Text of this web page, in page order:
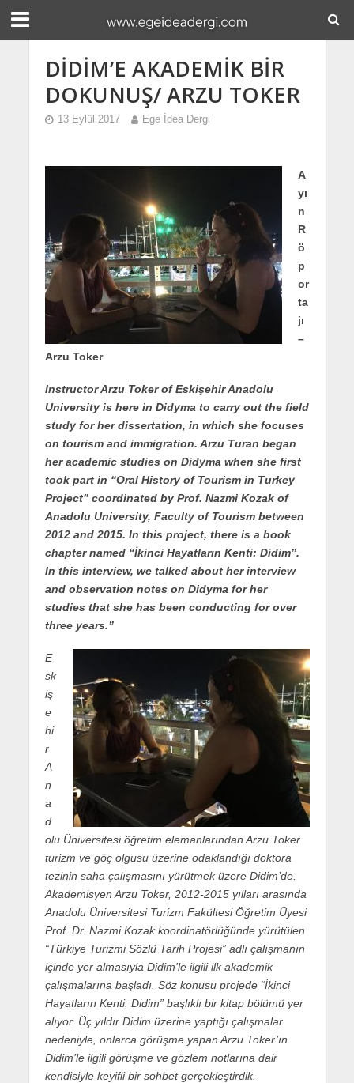
DİDİM’E AKADEMİK BİR
DOKUNUŞ/ ARZU TOKER
13 Eylül 2017 Ege İdea Dergi
A
yı
n
R
ö
p
or
ta
jı
–
Arzu Toker
Instructor Arzu Toker of Eskişehir Anadolu
University is here in Didyma to carry out the field
study for her dissertation, in which she focuses
on tourism and immigration. Arzu Turan began
her academic studies on Didyma when she first
took part in “Oral History of Tourism in Turkey
Project” coordinated by Prof. Nazmi Kozak of
Anadolu University, Faculty of Tourism between
2012 and 2015. In this project, there is a book
chapter named “İkinci Hayatların Kenti: Didim”.
In this interview, we talked about her interview
and observation notes on Didyma for her
studies that she has been conducting for over
three years.”
E
sk
iş
e
hi
r
A
n
a
d
olu Üniversitesi öğretim elemanlarından Arzu Toker
turizm ve göç olgusu üzerine odaklandığı doktora
tezinin saha çalışmasını yürütmek üzere Didim’de.
Akademisyen Arzu Toker, 2012-2015 yılları arasında
Anadolu Üniversitesi Turizm Fakültesi Öğretim Üyesi
Prof. Dr. Nazmi Kozak koordinatörlüğünde yürütülen
“Türkiye Turizmi Sözlü Tarih Projesi” adlı çalışmanın
içinde yer almasıyla Didim’le ilgili ilk akademik
çalışmalarına başladı. Söz konusu projede “İkinci
Hayatların Kenti: Didim” başlıklı bir kitap bölümü yer
alıyor. Üç yıldır Didim üzerine yaptığı çalışmalar
nedeniyle, onlarca görüşme yapan Arzu Toker’ın
Didim’le ilgili görüşme ve gözlem notlarına dair
kendisiyle keyifli bir sohbet gerçekleştirdik.